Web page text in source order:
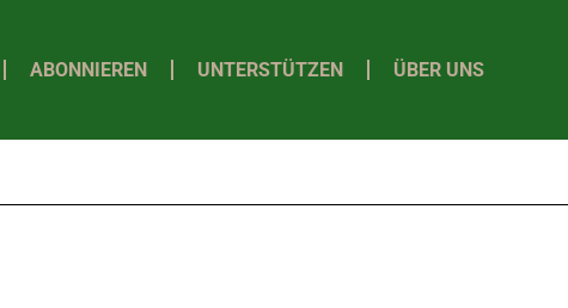
ABONNIEREN UNTERSTÜTZEN ÜBER UNS